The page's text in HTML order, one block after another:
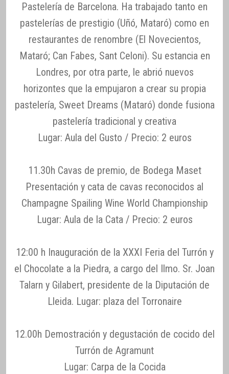
Pastelería de Barcelona. Ha trabajado tanto en
pastelerías de prestigio (Uñó, Mataró) como en
restaurantes de renombre (El Novecientos,
Mataró; Can Fabes, Sant Celoni). Su estancia en
Londres, por otra parte, le abrió nuevos
horizontes que la empujaron a crear su propia
pastelería, Sweet Dreams (Mataró) donde fusiona
pastelería tradicional y creativa
Lugar: Aula del Gusto / Precio: 2 euros
11.30h Cavas de premio, de Bodega Maset
Presentación y cata de cavas reconocidos al
Champagne Spailing Wine World Championship
Lugar: Aula de la Cata / Precio: 2 euros
12:00 h Inauguración de la XXXI Feria del Turrón y
el Chocolate a la Piedra, a cargo del Ilmo. Sr. Joan
Talarn y Gilabert, presidente de la Diputación de
Lleida. Lugar: plaza del Torronaire
12.00h Demostración y degustación de cocido del
Turrón de Agramunt
Lugar: Carpa de la Cocida